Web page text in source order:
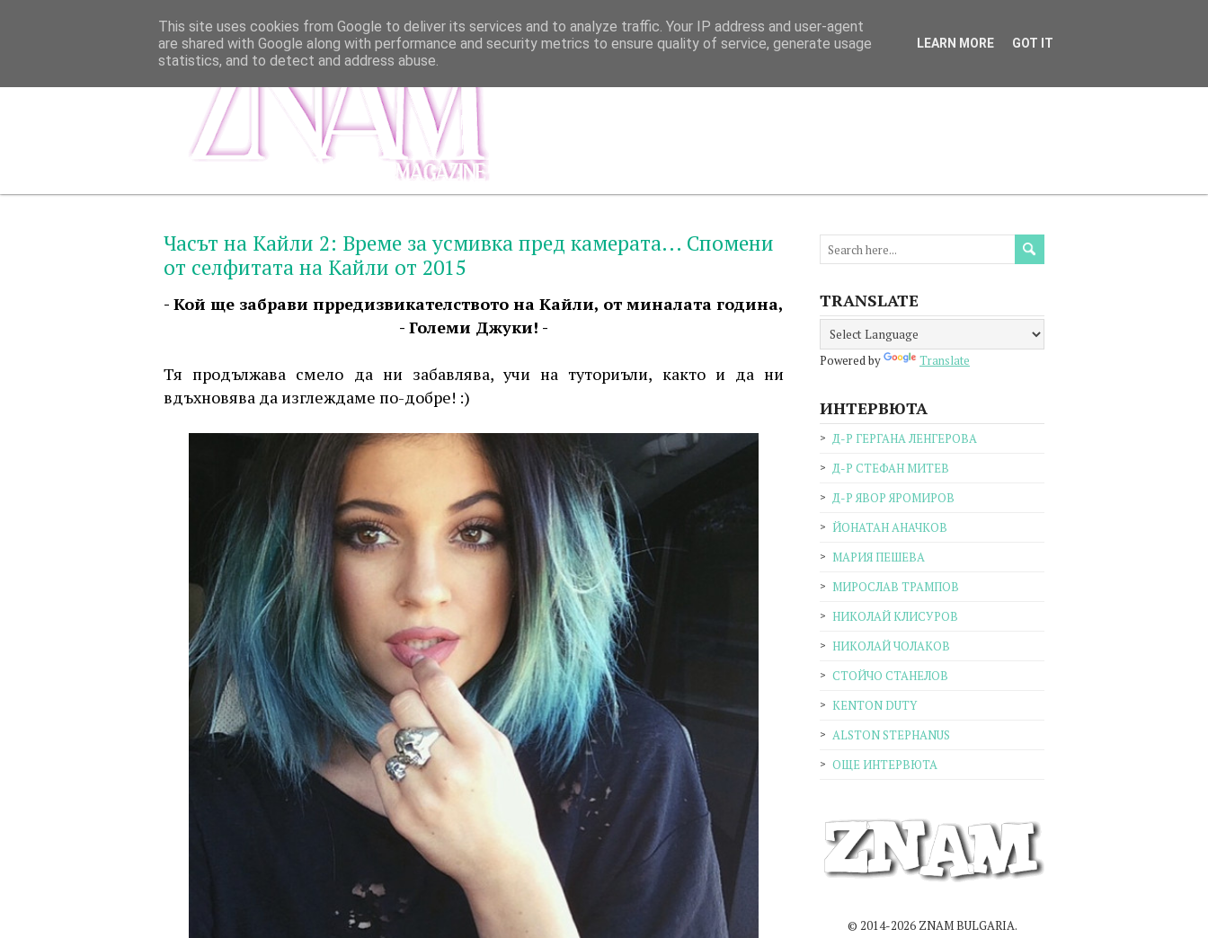
Часът на Кайли 2: Време за усмивка пред камерата... Спомени
от селфитата на Кайли от 2015
- Кой ще забрави прредизвикателството на Кайли, от миналата година,
- Големи Джуки! -
Тя продължава смело да ни забавлява, учи на туториъли, както и да ни
вдъхновява да изглеждаме по-добре! :)
TRANSLATE
Powered by Translate
ИНТЕРВЮТА
Д-Р ГЕРГАНА ЛЕНГЕРОВА
Д-Р СТЕФАН МИТЕВ
Д-Р ЯВОР ЯРОМИРОВ
ЙОНАТАН АНАЧКОВ
МАРИЯ ПЕШЕВА
МИРОСЛАВ ТРАМПОВ
НИКОЛАЙ КЛИСУРОВ
НИКОЛАЙ ЧОЛАКОВ
СТОЙЧО СТАНЕЛОВ
KENTON DUTY
ALSTON STEPHANUS
ОЩЕ ИНТЕРВЮТА
© 2014-2026 ZNAM BULGARIA.
This site uses cookies from Google to deliver its services and to analyze traffic. Your IP address and user-agent
are shared with Google along with performance and security metrics to ensure quality of service, generate usage
statistics, and to detect and address abuse.
LEARN MORE GOT IT